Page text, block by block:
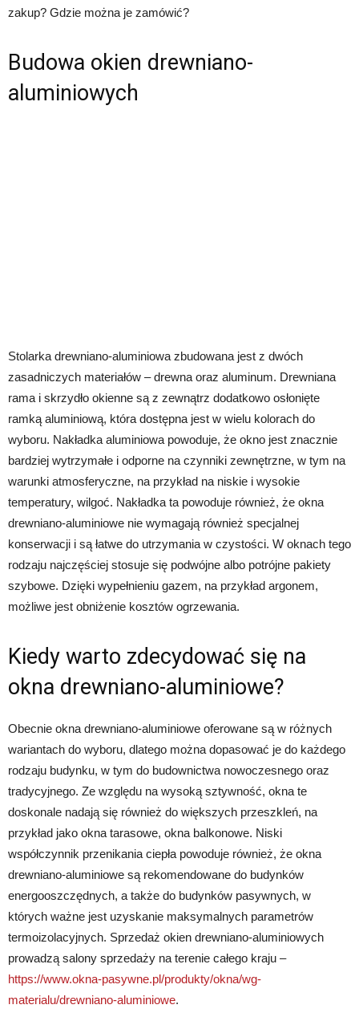
zakup? Gdzie można je zamówić?
Budowa okien drewniano-
aluminiowych
Stolarka drewniano-aluminiowa zbudowana jest z dwóch
zasadniczych materiałów – drewna oraz aluminum. Drewniana
rama i skrzydło okienne są z zewnątrz dodatkowo osłonięte
ramką aluminiową, która dostępna jest w wielu kolorach do
wyboru. Nakładka aluminiowa powoduje, że okno jest znacznie
bardziej wytrzymałe i odporne na czynniki zewnętrzne, w tym na
warunki atmosferyczne, na przykład na niskie i wysokie
temperatury, wilgoć. Nakładka ta powoduje również, że okna
drewniano-aluminiowe nie wymagają również specjalnej
konserwacji i są łatwe do utrzymania w czystości. W oknach tego
rodzaju najczęściej stosuje się podwójne albo potrójne pakiety
szybowe. Dzięki wypełnieniu gazem, na przykład argonem,
możliwe jest obniżenie kosztów ogrzewania.
Kiedy warto zdecydować się na
okna drewniano-aluminiowe?
Obecnie okna drewniano-aluminiowe oferowane są w różnych
wariantach do wyboru, dlatego można dopasować je do każdego
rodzaju budynku, w tym do budownictwa nowoczesnego oraz
tradycyjnego. Ze względu na wysoką sztywność, okna te
doskonale nadają się również do większych przeszkleń, na
przykład jako okna tarasowe, okna balkonowe. Niski
współczynnik przenikania ciepła powoduje również, że okna
drewniano-aluminiowe są rekomendowane do budynków
energooszczędnych, a także do budynków pasywnych, w
których ważne jest uzyskanie maksymalnych parametrów
termoizolacyjnych. Sprzedaż okien drewniano-aluminiowych
prowadzą salony sprzedaży na terenie całego kraju –
https://www.okna-pasywne.pl/produkty/okna/wg-
materialu/drewniano-aluminiowe.